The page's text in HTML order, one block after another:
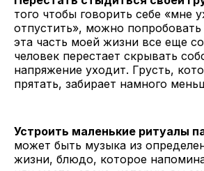
того чтобы говорить себе «мне
отпустить», можно
эта часть моей жизни все еще
человек перестает скрывать
напряжение уходит. Грусть,
прятать, забирает намного
Устроить маленькие ритуалы
может быть музыка из
жизни, блюдо, которое